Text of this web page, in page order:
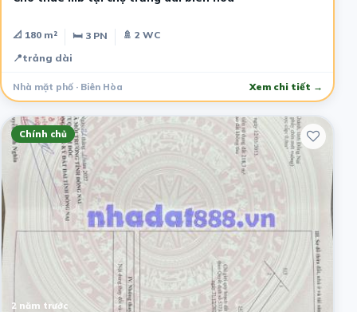
📐 180 m² 🛏 3 PN
🚿 2 WC
📍trảng dài
Nhà mặt phố · Biên Hòa Xem chi tiết →
Chính chủ
2 năm trước